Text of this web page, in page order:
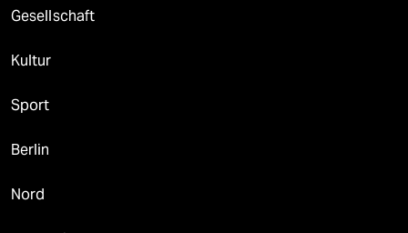
Gesellschaft
Kultur
Sport
Berlin
Nord